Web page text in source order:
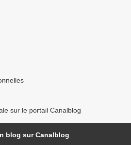
sur le portail Canalblog
blog sur Canalblog